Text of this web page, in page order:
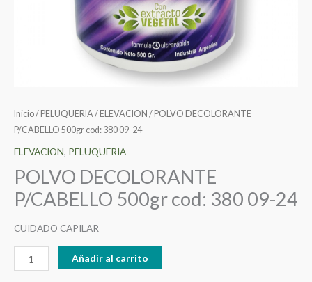
Inicio/ PELUQUERIA/ ELEVACION / POLVO DECOLORANTE
P/CABELLO 500gr cod: 380 09-24
ELEVACION, PELUQUERIA
POLVO DECOLORANTE
P/CABELLO 500gr cod: 380 09-24
CUIDADO CAPILAR
Añadir al carrito